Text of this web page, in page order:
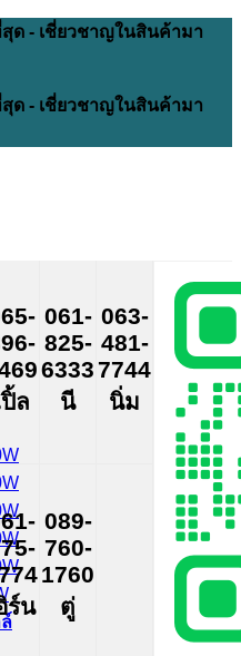
ด - เชี่ยวชาญในสินค้ามา
ด - เชี่ยวชาญในสินค้ามา
ปิ้ล
061-
825-
6333
นี
063-
481-
7744
นิ่ม
ร์น
089-
760-
1760
ตู่